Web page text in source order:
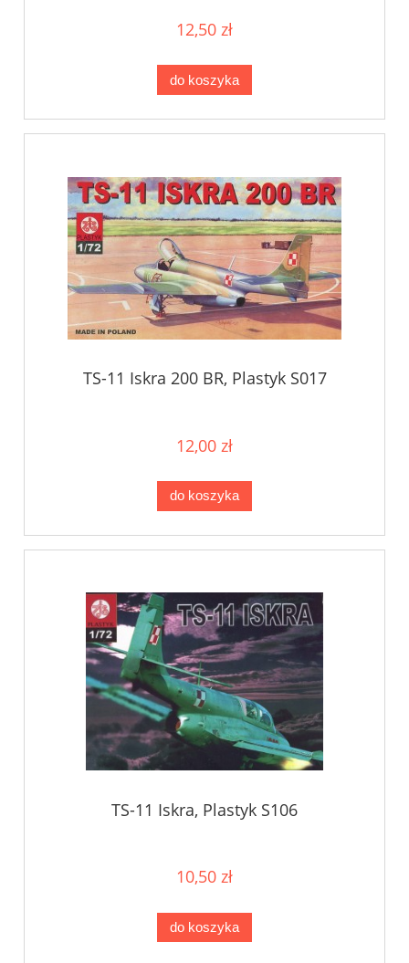
12,50 zł
do koszyka
TS-11 Iskra 200 BR, Plastyk S017
12,00 zł
do koszyka
TS-11 Iskra, Plastyk S106
10,50 zł
do koszyka